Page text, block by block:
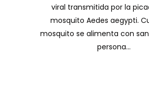
viral transmitida por la
mosquito Aedes aegypti.
mosquito se alimenta con
persona...